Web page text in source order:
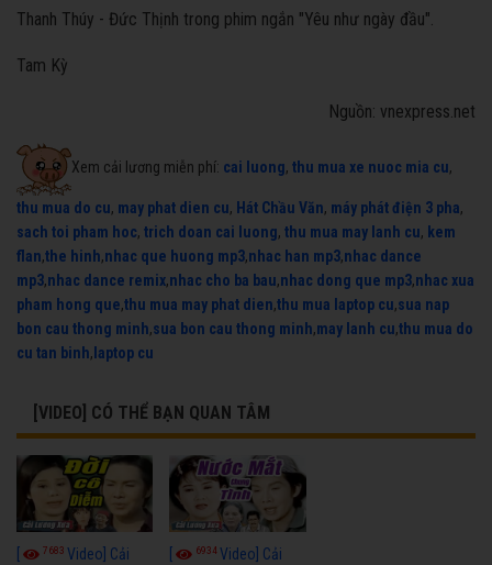
Thanh Thúy - Đức Thịnh trong phim ngắn "Yêu như ngày đầu".
Tam Kỳ
Nguồn: vnexpress.net
Xem cải lương miễn phí: cai luong, thu mua xe nuoc mia cu,
thu mua do cu, may phat dien cu, Hát Chầu Văn, máy phát điện 3 pha,
sach toi pham hoc, trich doan cai luong, thu mua may lanh cu, kem
flan,the hinh,nhac que huong mp3,nhac han mp3,nhac dance
mp3,nhac dance remix,nhac cho ba bau,nhac dong que mp3,nhac xua
pham hong que,thu mua may phat dien,thu mua laptop cu,sua nap
bon cau thong minh,sua bon cau thong minh,may lanh cu,thu mua do
cu tan binh, laptop cu
[VIDEO] CÓ THỂ BẠN QUAN TÂM
7683 Video] Cải
6934Video] Cải